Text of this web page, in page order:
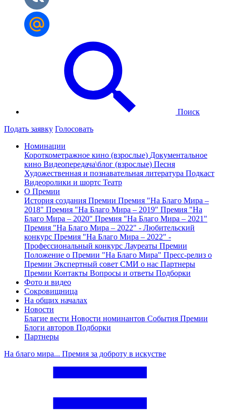
Поиск
Подать заявку Голосовать
Номинации
Короткометражное кино (взрослые) Документальное
кино Видеопередача\блог (взрослые) Песня
Художественная и познавательная литература Подкаст
Видеоролики и шортс Театр
О Премии
История создания Премии Премия "На Благо Мира –
2018" Премия "На Благо Мира – 2019" Премия "На
Благо Мира – 2020" Премия "На Благо Мира – 2021"
Премия "На Благо Мира – 2022" - Любительский
конкурс Премия "На Благо Мира – 2022" -
Профессиональный конкурс Лауреаты Премии
Положение о Премии "На Благо Мира" Пресс-релиз о
Премии Экспертный совет СМИ о нас Партнеры
Премии Контакты Вопросы и ответы Подборки
Фото и видео
Сокровищница
На общих началах
Новости
Благие вести Новости номинантов События Премии
Блоги авторов Подборки
Партнеры
На благо мира... Премия за доброту в искустве